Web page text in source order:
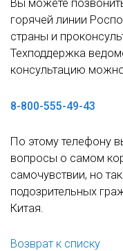
Вы можете
горячей линии
страны и
Техподдержка
консультацию
8-800-555-49-43
По этому телефону
вопросы о самом
самочувствии, но
подозрительных
Китая.
Возврат к списку